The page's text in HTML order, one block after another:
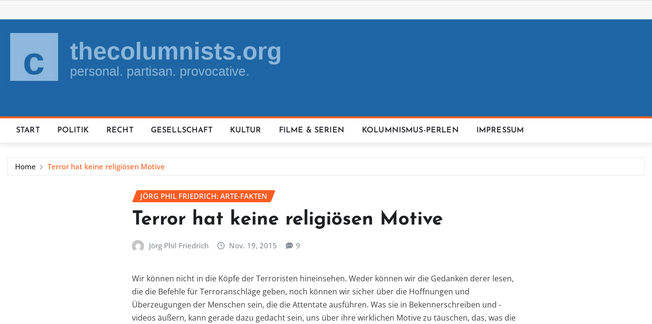
to
content
START POLITIK RECHT GESELLSCHAFT KULTUR FILME & SERIEN KOLUMNISMUS-PERLEN IMPRESSUM
Home Terror hat keine religiösen Motive
JÖRG PHIL FRIEDRICH: ARTE-FAKTEN
Terror hat keine religiösen Motive
Jörg Phil Friedrich Nov. 19, 2015 9
Wir können nicht in die Köpfe der Terroristen hineinsehen. Weder können wir die Gedanken derer lesen,
die die Befehle für Terroranschläge geben, noch können wir sicher über die Hoffnungen und
Überzeugungen der Menschen sein, die die Attentate ausführen. Was sie in Bekennerschreiben und -
videos äußern, kann gerade dazu gedacht sein, uns über ihre wirklichen Motive zu täuschen, das, was die